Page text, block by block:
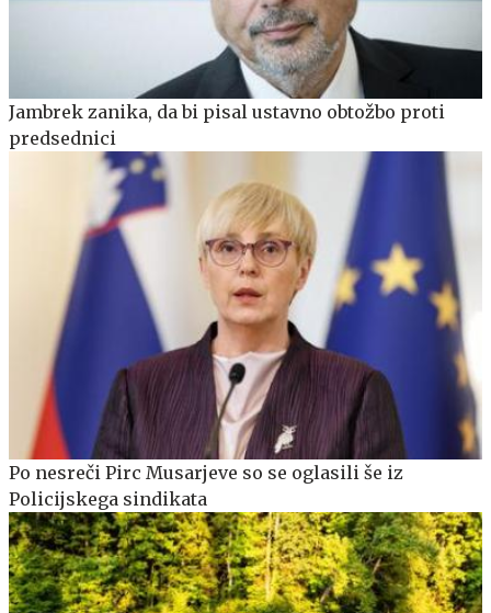
Jambrek zanika, da bi pisal ustavno obtožbo proti
predsednici
Po nesreči Pirc Musarjeve so se oglasili še iz
Policijskega sindikata